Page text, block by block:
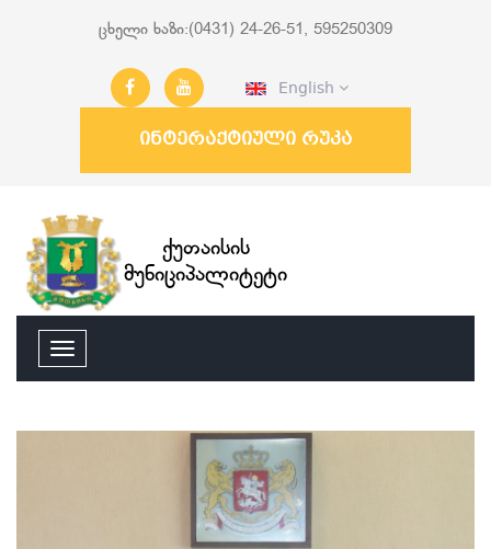
ცხელი ხაზი:(0431) 24-26-51, 595250309
English
ინტერაქტიული რუკა
ქუთაისის
მუნიციპალიტეტი